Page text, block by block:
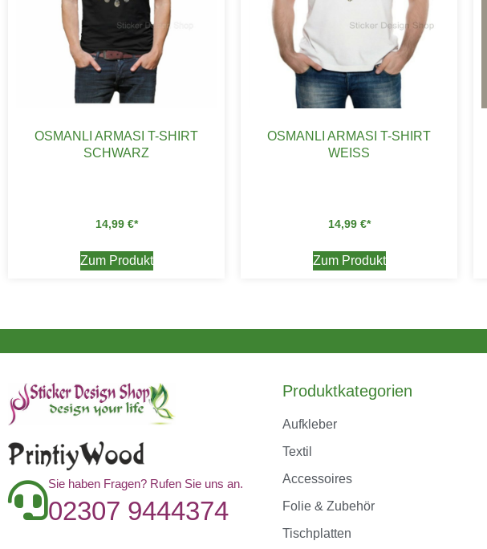
OSMANLI ARMASI T-SHIRT
SCHWARZ
14,99 €
Zum Produkt
OSMANLI ARMASI T-SHIRT
WEISS
14,99 €
Zum Produkt
Sie haben Fragen? Rufen Sie uns an.
02307 9444374
Produktkategorien
Aufkleber
Textil
Accessoires
Folie & Zubehör
Tischplatten